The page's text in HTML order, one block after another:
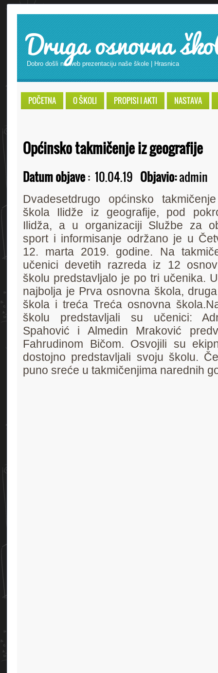
Druga osnovna
Dobro došli na web prezentaciju naše škole | Hrasnica
POČETNA O ŠKOLI PROPISI I AKTI NASTAVA
Općinsko takmičenje iz geografije
Datum objave: 10.04.19 Objavio:admin
Dvadesetdrugo općinsko
škola Ilidže iz geografije, pod
Ilidža, a u organizaciji Službe za
sport i informisanje održano je u
12. marta 2019. godine. Na
učenici devetih razreda iz 12
školu predstavljalo je po tri učenika.
najbolja je Prva osnovna škola,
škola i treća Treća osnovna škola.
školu predstavljali su učenici:
Spahović i Almedin Mraković
Fahrudinom Bičom. Osvojili su
dostojno predstavljali svoju školu.
puno sreće u takmičenjima narednih